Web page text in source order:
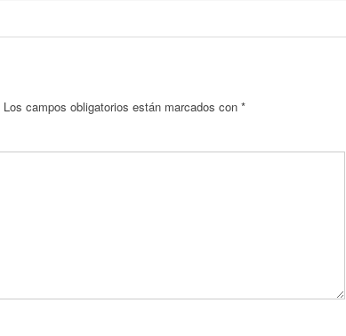
Los campos obligatorios están marcados con *